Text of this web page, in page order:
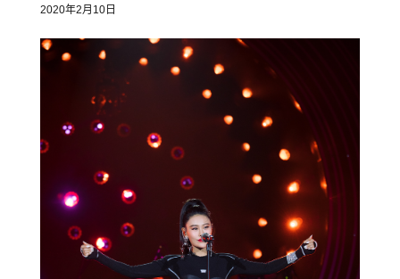
2020年2月10日